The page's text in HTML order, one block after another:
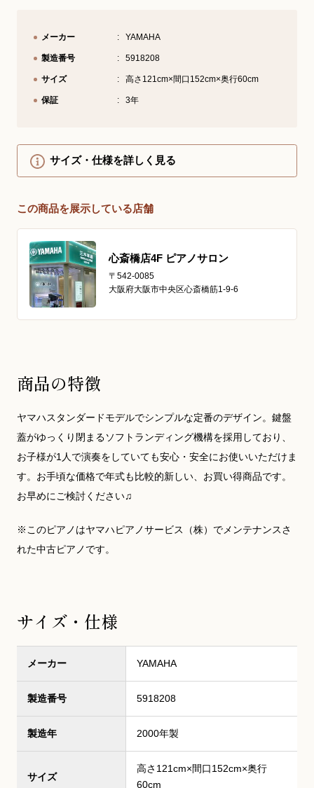
メーカー YAMAHA
製造番号 5918208
サイズ 高さ121cm×間口152cm×奥行60cm
保証 3年
サイズ・仕様を詳しく見る
この商品を展示している店舗
心斎橋店4F ピアノサロン
〒542-0085
大阪府大阪市中央区心斎橋筋1-9-6
商品の特徴
ヤマハスタンダードモデルでシンプルな定番のデザイン。鍵盤
蓋がゆっくり閉まるソフトランディング機構を採用しており、
お子様が1人で演奏をしていても安心・安全にお使いいただけま
す。お手頃な価格で年式も比較的新しい、お買い得商品です。
お早めにご検討ください♫
※このピアノはヤマハピアノサービス（株）でメンテナンスさ
れた中古ピアノです。
サイズ・仕様
メーカー YAMAHA
製造番号 5918208
製造年 2000年製
サイズ
高さ121cm×間口152cm×奥行
60cm